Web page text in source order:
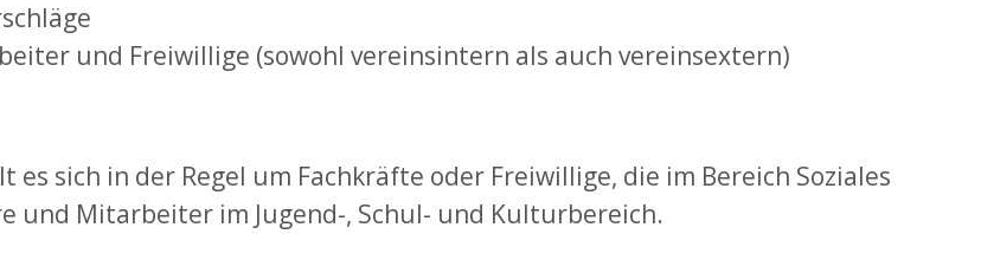
und Freiwillige (sowohl vereinsintern als auch vereinsextern)
sich in der Regel um Fachkräfte oder Freiwillige, die im Bereich Soziales
und Mitarbeiter im Jugend-, Schul- und Kulturbereich.